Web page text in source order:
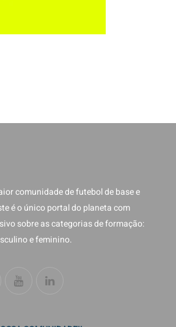
comunidade de futebol de base e
é o único portal do planeta com
sobre as categorias de formação:
e feminino.